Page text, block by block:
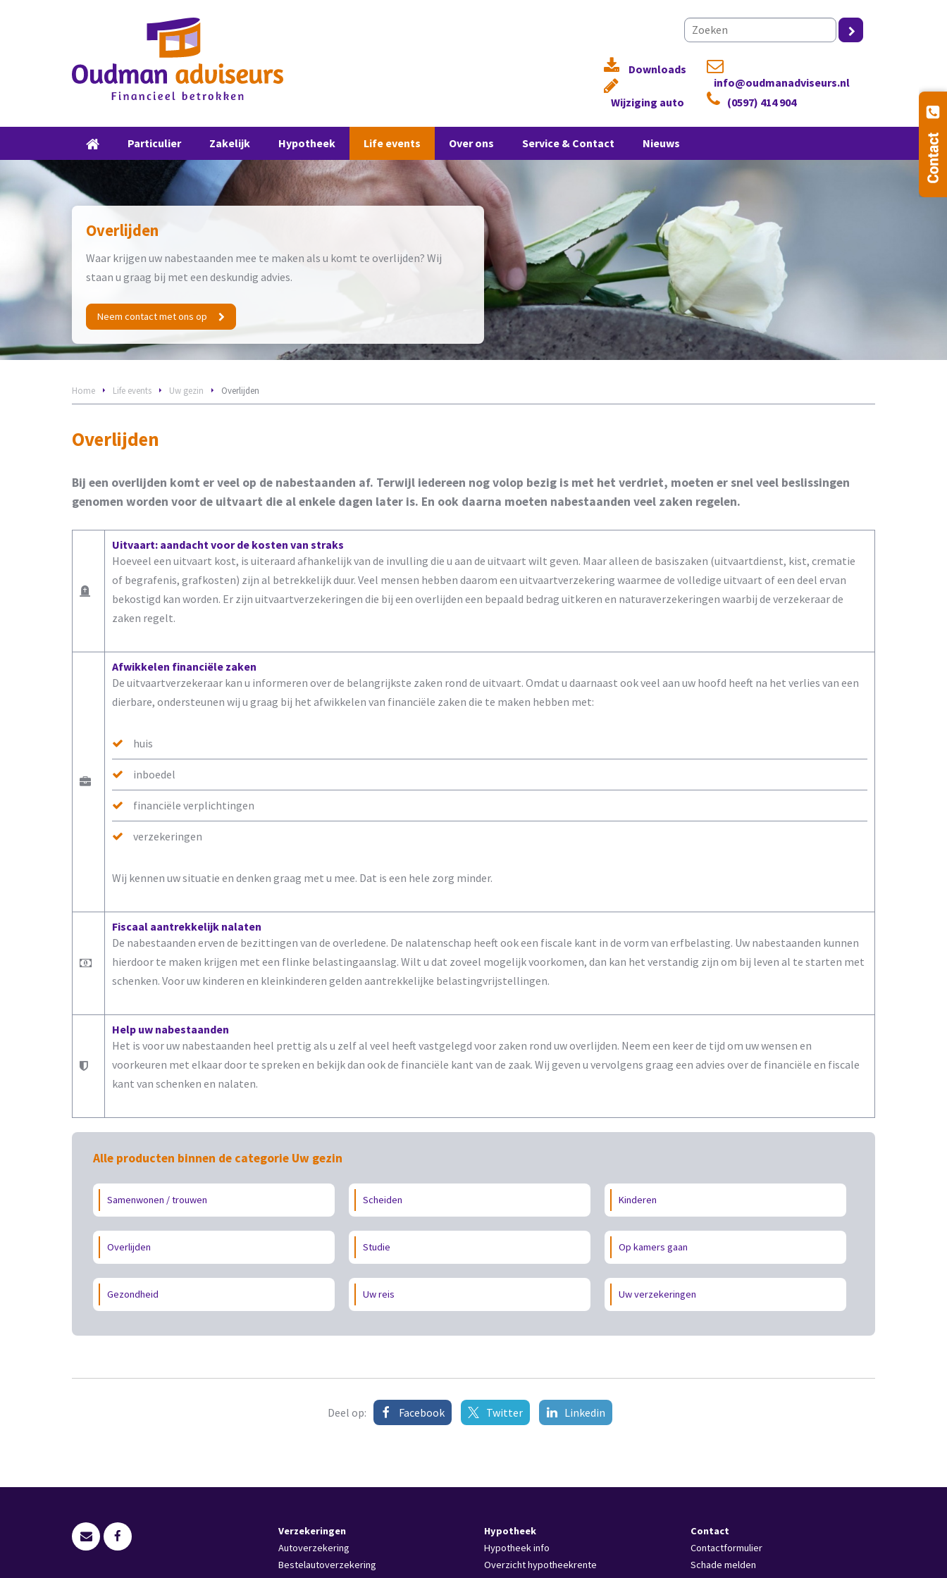
info@oudmanadviseurs.nl
(0597) 414 904
Downloads
Wijziging auto
Particulier Zakelijk Hypotheek Life events Over ons Service & Contact Nieuws
Overlijden
Waar krijgen uw nabestaanden mee te maken als u komt te overlijden? Wij
staan u graag bij met een deskundig advies.
Neem contact met ons op
Home Life events Uw gezin Overlijden
Overlijden
Bij een overlijden komt er veel op de nabestaanden af. Terwijl iedereen nog volop bezig is met het verdriet, moeten er snel veel beslissingen
genomen worden voor de uitvaart die al enkele dagen later is. En ook daarna moeten nabestaanden veel zaken regelen.
Uitvaart: aandacht voor de kosten van straks
Hoeveel een uitvaart kost, is uiteraard afhankelijk van de invulling die u aan de uitvaart wilt geven. Maar alleen de basiszaken (uitvaartdienst, kist, crematie
of begrafenis, grafkosten) zijn al betrekkelijk duur. Veel mensen hebben daarom een uitvaartverzekering waarmee de volledige uitvaart of een deel ervan
bekostigd kan worden. Er zijn uitvaartverzekeringen die bij een overlijden een bepaald bedrag uitkeren en naturaverzekeringen waarbij de verzekeraar de
zaken regelt.
Afwikkelen financiële zaken
De uitvaartverzekeraar kan u informeren over de belangrijkste zaken rond de uitvaart. Omdat u daarnaast ook veel aan uw hoofd heeft na het verlies van een
dierbare, ondersteunen wij u graag bij het afwikkelen van financiële zaken die te maken hebben met:
huis
inboedel
financiële verplichtingen
verzekeringen
Wij kennen uw situatie en denken graag met u mee. Dat is een hele zorg minder.
Fiscaal aantrekkelijk nalaten
De nabestaanden erven de bezittingen van de overledene. De nalatenschap heeft ook een fiscale kant in de vorm van erfbelasting. Uw nabestaanden kunnen
hierdoor te maken krijgen met een flinke belastingaanslag. Wilt u dat zoveel mogelijk voorkomen, dan kan het verstandig zijn om bij leven al te starten met
schenken. Voor uw kinderen en kleinkinderen gelden aantrekkelijke belastingvrijstellingen.
Help uw nabestaanden
Het is voor uw nabestaanden heel prettig als u zelf al veel heeft vastgelegd voor zaken rond uw overlijden. Neem een keer de tijd om uw wensen en
voorkeuren met elkaar door te spreken en bekijk dan ook de financiële kant van de zaak. Wij geven u vervolgens graag een advies over de financiële en fiscale
kant van schenken en nalaten.
Alle producten binnen de categorie Uw gezin
Samenwonen / trouwen Scheiden Kinderen
Overlijden Studie Op kamers gaan
Gezondheid Uw reis Uw verzekeringen
Deel op: Facebook Twitter Linkedin
Verzekeringen
Autoverzekering
Bestelautoverzekering
Hypotheek
Hypotheek info
Overzicht hypotheekrente
Contact
Contactformulier
Schade melden